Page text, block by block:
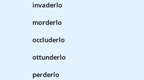
invaderlo
morderlo
occluderlo
ottunderlo
perderlo